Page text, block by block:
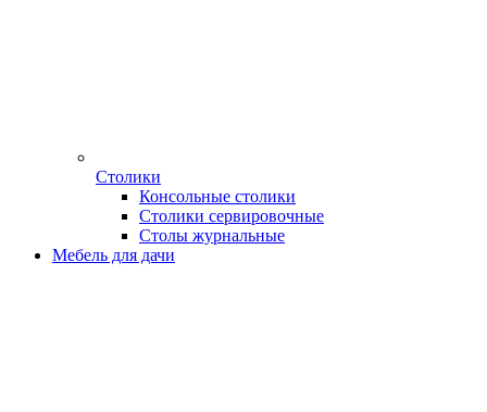
Столики
Консольные столики
Столики сервировочные
Столы журнальные
Мебель для дачи